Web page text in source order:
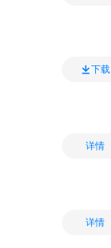
下载
详情
详情